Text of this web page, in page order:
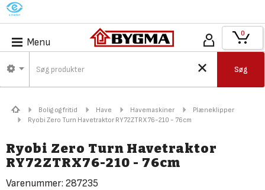
M
Menu
Søg
0
Bolig og fritid Have Havemaskiner
Plæneklipper
Ryobi Zero Turn Havetraktor RY72ZTRX76-210 - 76cm
Ryobi Zero Turn Havetraktor
RY72ZTRX76-210 - 76cm
Varenummer: 287235